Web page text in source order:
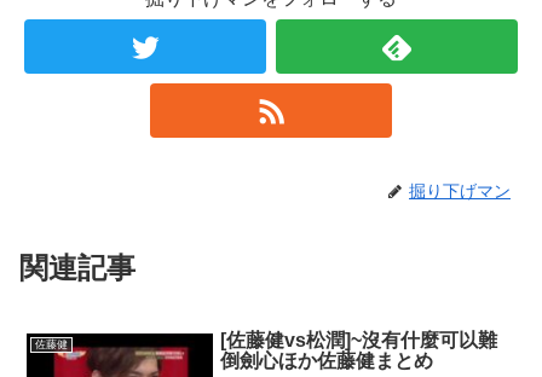
掘り下げマン
関連記事
佐藤健
[佐藤健vs松潤]~沒有什麼可以難
倒劍心ほか佐藤健まとめ